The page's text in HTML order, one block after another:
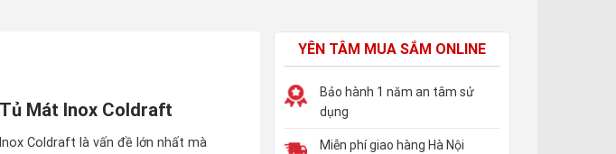
Mát Inox Coldraft
Coldraft là vấn đề lớn nhất mà
YÊN TÂM MUA SẮM ONLINE
Bảo hành 1 năm an tâm sử
dụng
Miễn phí giao hàng Hà Nội